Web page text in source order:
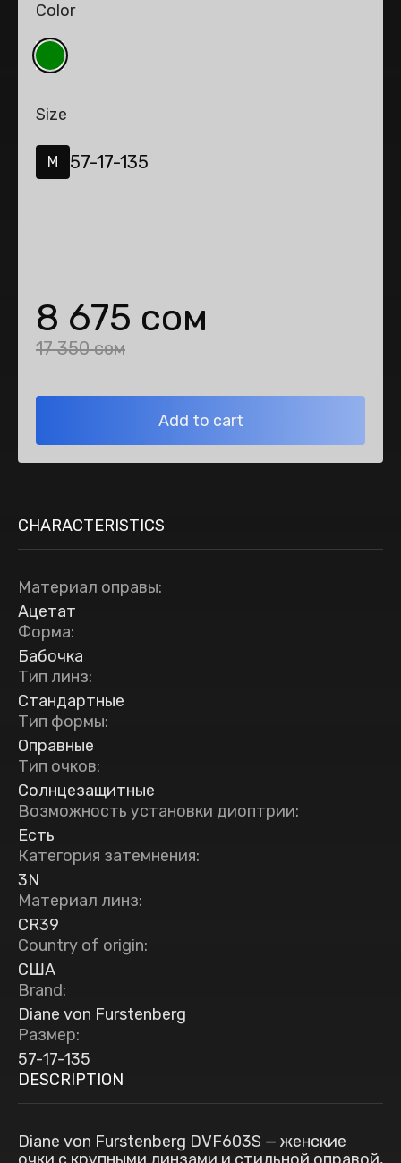
Color
Size
M 57-17-135
8 675 сом
17 350 сом
Add to cart
CHARACTERISTICS
Материал оправы:
Ацетат
Форма:
Бабочка
Тип линз:
Стандартные
Тип формы:
Оправные
Тип очков:
Солнцезащитные
Возможность установки диоптрии:
Есть
Категория затемнения:
3N
Материал линз:
CR39
Country of origin:
США
Brand:
Diane von Furstenberg
Размер:
57-17-135
DESCRIPTION
Diane von Furstenberg DVF603S — женские